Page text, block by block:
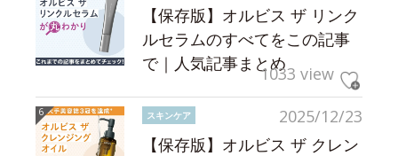
【保存版】オルビス ザ リンク
ルセラムのすべてをこの記事
で｜人気記事まとめ1033 view
2025/12/23
スキンケア
【保存版】オルビス ザ クレン